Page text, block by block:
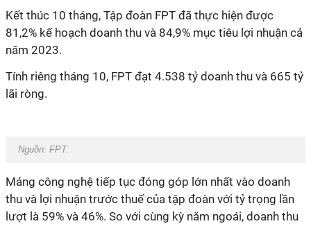
Kết thúc 10 tháng, Tập đoàn FPT đã thực hiện được
81,2% kế hoạch doanh thu và 84,9% mục tiêu lợi nhuận cả
năm 2023.
Tính riêng tháng 10, FPT đạt 4.538 tỷ doanh thu và 665 tỷ
lãi ròng.
Nguồn: FPT.
Mảng công nghệ tiếp tục đóng góp lớn nhất vào doanh
thu và lợi nhuận trước thuế của tập đoàn với tỷ trọng lần
lượt là 59% và 46%. So với cùng kỳ năm ngoái, doanh thu